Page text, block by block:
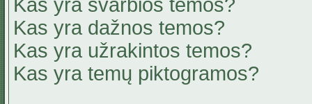
Kas yra svarbios temos?
Kas yra dažnos temos?
Kas yra užrakintos temos?
Kas yra temų piktogramos?